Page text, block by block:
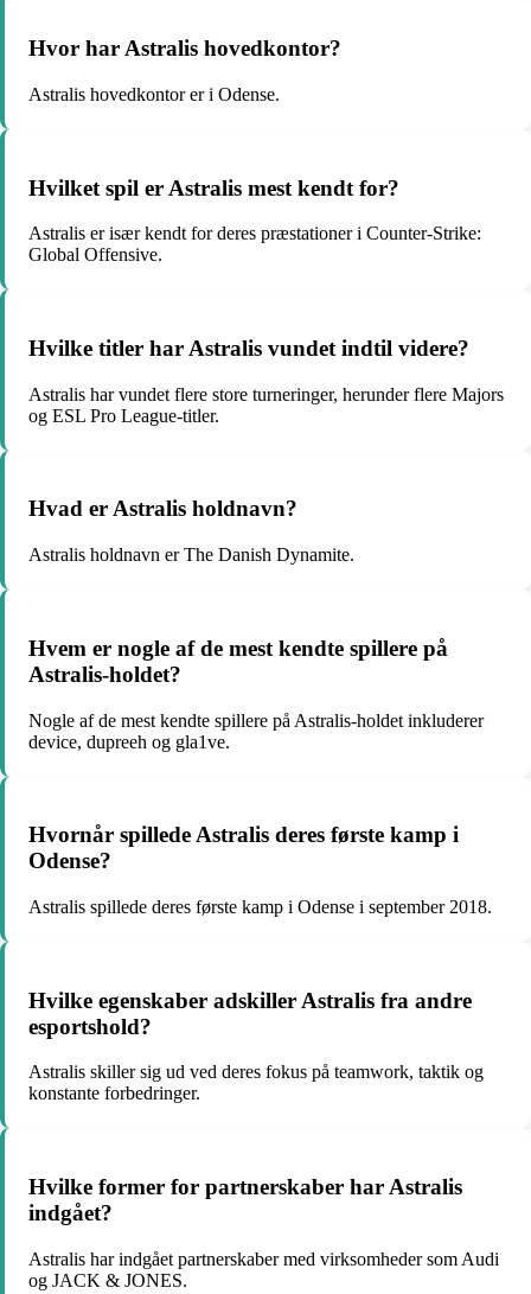
Hvor har Astralis hovedkontor?
Astralis hovedkontor er i Odense.
Hvilket spil er Astralis mest kendt for?
Astralis er især kendt for deres præstationer i Counter-Strike:
Global Offensive.
Hvilke titler har Astralis vundet indtil videre?
Astralis har vundet flere store turneringer, herunder flere Majors
og ESL Pro League-titler.
Hvad er Astralis holdnavn?
Astralis holdnavn er The Danish Dynamite.
Hvem er nogle af de mest kendte spillere på
Astralis-holdet?
Nogle af de mest kendte spillere på Astralis-holdet inkluderer
device, dupreeh og gla1ve.
Hvornår spillede Astralis deres første kamp i
Odense?
Astralis spillede deres første kamp i Odense i september 2018.
Hvilke egenskaber adskiller Astralis fra andre
esportshold?
Astralis skiller sig ud ved deres fokus på teamwork, taktik og
konstante forbedringer.
Hvilke former for partnerskaber har Astralis
indgået?
Astralis har indgået partnerskaber med virksomheder som Audi
og JACK & JONES.